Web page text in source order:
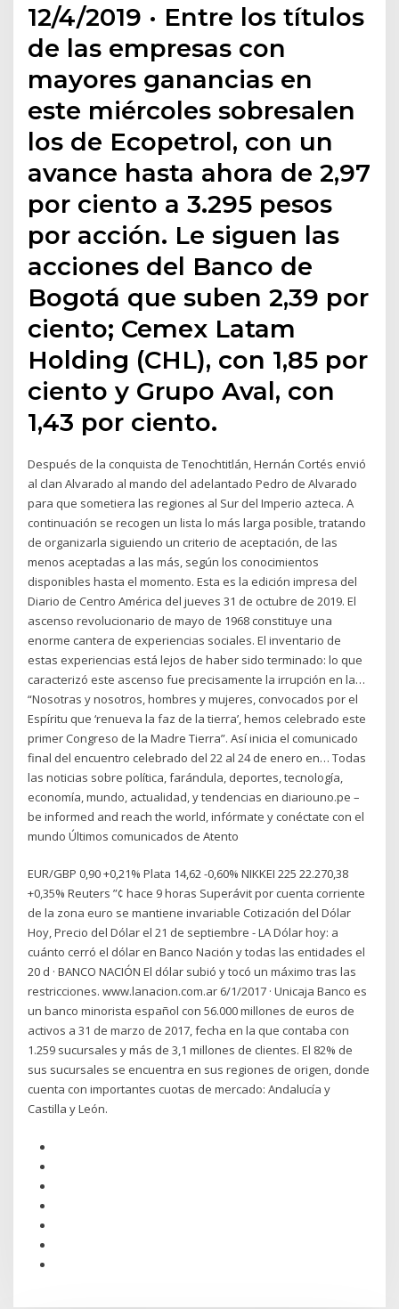
12/4/2019 · Entre los títulos
de las empresas con
mayores ganancias en
este miércoles sobresalen
los de Ecopetrol, con un
avance hasta ahora de 2,97
por ciento a 3.295 pesos
por acción. Le siguen las
acciones del Banco de
Bogotá que suben 2,39 por
ciento; Cemex Latam
Holding (CHL), con 1,85 por
ciento y Grupo Aval, con
1,43 por ciento.
Después de la conquista de Tenochtitlán, Hernán Cortés envió
al clan Alvarado al mando del adelantado Pedro de Alvarado
para que sometiera las regiones al Sur del Imperio azteca. A
continuación se recogen un lista lo más larga posible, tratando
de organizarla siguiendo un criterio de aceptación, de las
menos aceptadas a las más, según los conocimientos
disponibles hasta el momento. Esta es la edición impresa del
Diario de Centro América del jueves 31 de octubre de 2019. El
ascenso revolucionario de mayo de 1968 constituye una
enorme cantera de experiencias sociales. El inventario de
estas experiencias está lejos de haber sido terminado: lo que
caracterizó este ascenso fue precisamente la irrupción en la…
“Nosotras y nosotros, hombres y mujeres, convocados por el
Espíritu que ‘renueva la faz de la tierra’, hemos celebrado este
primer Congreso de la Madre Tierra”. Así inicia el comunicado
final del encuentro celebrado del 22 al 24 de enero en… Todas
las noticias sobre política, farándula, deportes, tecnología,
economía, mundo, actualidad, y tendencias en diariouno.pe –
be informed and reach the world, infórmate y conéctate con el
mundo Últimos comunicados de Atento
EUR/GBP 0,90 +0,21% Plata 14,62 -0,60% NIKKEI 225 22.270,38
+0,35% Reuters ”¢ hace 9 horas Superávit por cuenta corriente
de la zona euro se mantiene invariable Cotización del Dólar
Hoy, Precio del Dólar el 21 de septiembre - LA Dólar hoy: a
cuánto cerró el dólar en Banco Nación y todas las entidades el
20 d · BANCO NACIÓN El dólar subió y tocó un máximo tras las
restricciones. www.lanacion.com.ar 6/1/2017 · Unicaja Banco es
un banco minorista español con 56.000 millones de euros de
activos a 31 de marzo de 2017, fecha en la que contaba con
1.259 sucursales y más de 3,1 millones de clientes. El 82% de
sus sucursales se encuentra en sus regiones de origen, donde
cuenta con importantes cuotas de mercado: Andalucía y
Castilla y León.